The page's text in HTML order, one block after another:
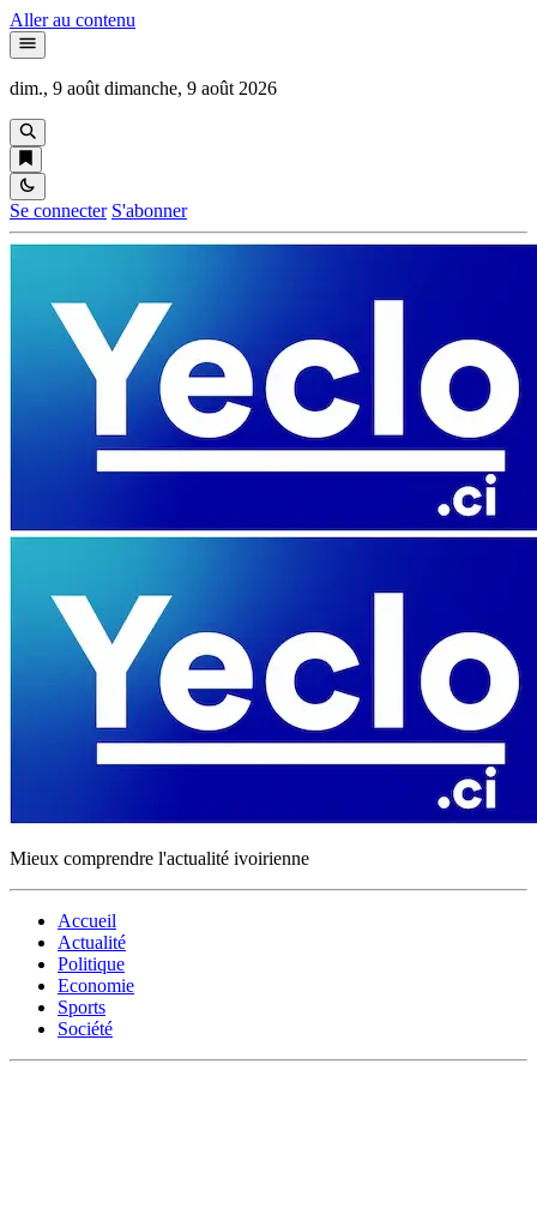
Aller au contenu
dim., 9 août dimanche, 9 août 2026
Se connecter S'abonner
Mieux comprendre l'actualité ivoirienne
Accueil
Actualité
Politique
Economie
Sports
Société